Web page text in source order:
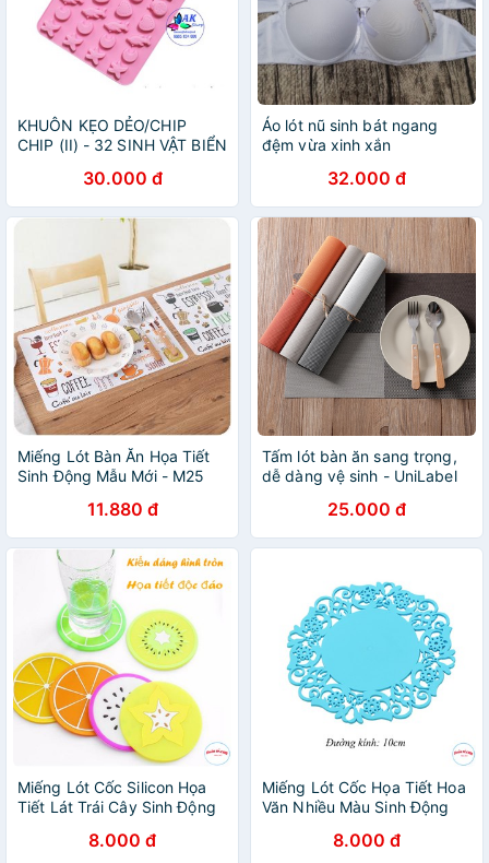
KHUÔN KẸO DẺO/CHIP
CHIP (II) - 32 SINH VẬT BIỂN
30.000 đ
Áo lót nũ sinh bát ngang
đệm vừa xinh xắn
32.000 đ
Miếng Lót Bàn Ăn Họa Tiết
Sinh Động Mẫu Mới - M25
11.880 đ
Tấm lót bàn ăn sang trọng,
dễ dàng vệ sinh - UniLabel
25.000 đ
Miếng Lót Cốc Silicon Họa
Tiết Lát Trái Cây Sinh Động
8.000 đ
Miếng Lót Cốc Họa Tiết Hoa
Văn Nhiều Màu Sinh Động
8.000 đ